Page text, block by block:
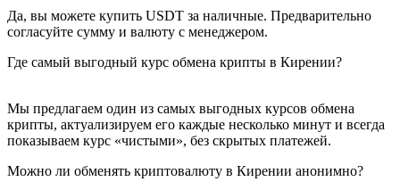
Да, вы можете купить USDT за наличные. Предварительно
согласуйте сумму и валюту с менеджером.
Где самый выгодный курс обмена крипты в Кирении?
Мы предлагаем один из самых выгодных курсов обмена
крипты, актуализируем его каждые несколько минут и всегда
показываем курс «чистыми», без скрытых платежей.
Можно ли обменять криптовалюту в Кирении анонимно?